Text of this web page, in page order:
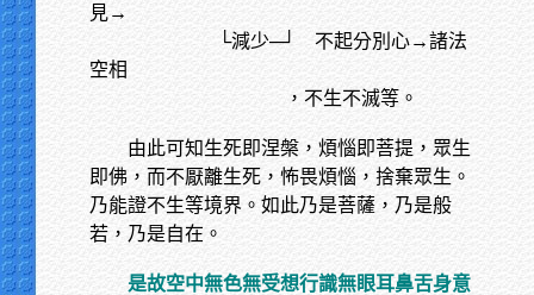
見→
└減少─┘ 不起分別心→諸法
空相
，不生不滅等。
由此可知生死即涅槃，煩惱即菩提，眾生
即佛，而不厭離生死，怖畏煩惱，捨棄眾生。
乃能證不生等境界。如此乃是菩薩，乃是般
若，乃是自在。
是故空中無色無受想行識無眼耳鼻舌身意